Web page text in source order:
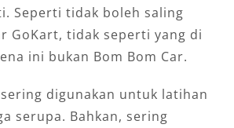
Seperti tidak boleh saling
GoKart, tidak seperti yang di
ini bukan Bom Bom Car.
digunakan untuk latihan
serupa. Bahkan, sering